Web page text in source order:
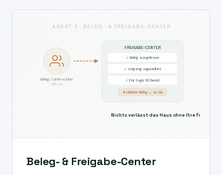
AGENT 3 · BELEG- & FREIGABE-CENTER
Beleg / Lieferschein
trifft ein
FREIGABE-CENTER
✓ Beleg ausgelesen
✓ Vorgang zugeordnet
✓ Für Sage 50 bereit
⏸ Unklarer Beleg → an Sie
Nichts verlässt das Haus ohne Ihre Freigabe
Beleg- & Freigabe-Center